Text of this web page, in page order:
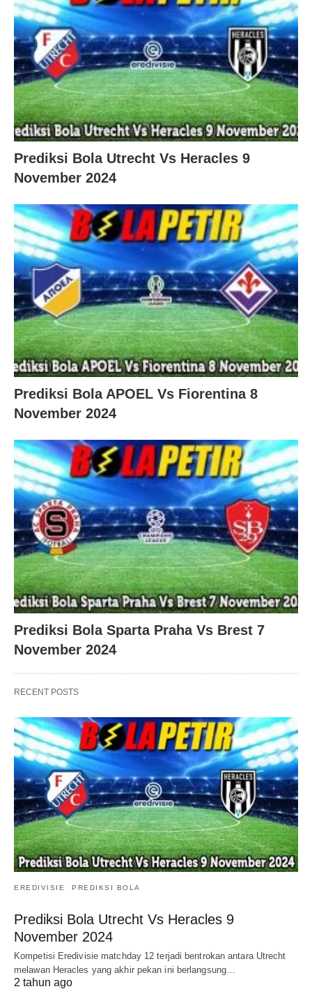
Prediksi Bola Utrecht Vs Heracles 9
November 2024
Prediksi Bola APOEL Vs Fiorentina 8
November 2024
Prediksi Bola Sparta Praha Vs Brest 7
November 2024
RECENT POSTS
EREDIVISIE PREDIKSI BOLA
Prediksi Bola Utrecht Vs Heracles 9
November 2024
Kompetisi Eredivisie matchday 12 terjadi bentrokan antara Utrecht
melawan Heracles yang akhir pekan ini berlangsung…
2 tahun ago